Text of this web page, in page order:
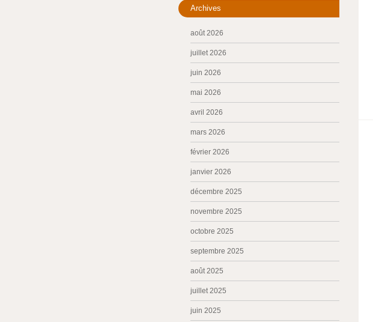
Archives
août 2026
juillet 2026
juin 2026
mai 2026
avril 2026
mars 2026
février 2026
janvier 2026
décembre 2025
novembre 2025
octobre 2025
septembre 2025
août 2025
juillet 2025
juin 2025